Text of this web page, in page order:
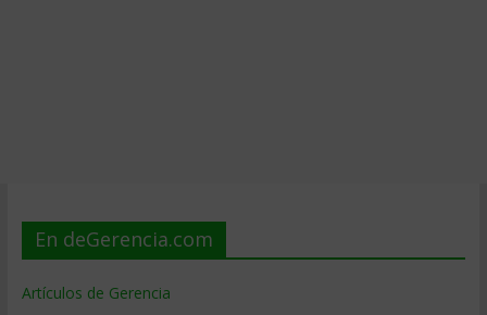
En deGerencia.com
Artículos de Gerencia